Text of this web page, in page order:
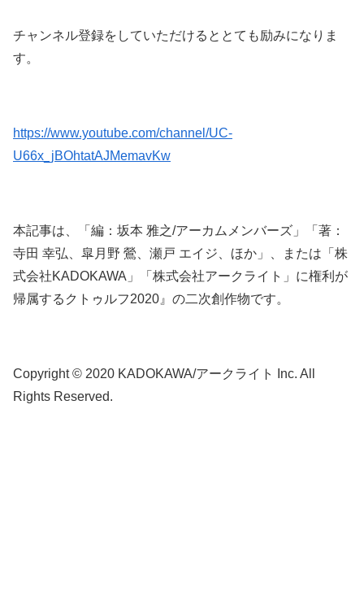
チャンネル登録をしていただけるととても励みになりま
す。
https://www.youtube.com/channel/UC-
U66x_jBOhtatAJMemavKw
本記事は、「編：坂本 雅之/アーカムメンバーズ」「著：
寺田 幸弘、皐月野 鶯、瀬戸 エイジ、ほか」、または「株
式会社KADOKAWA」「株式会社アークライト」に権利が
帰属するクトゥルフ2020』の二次創作物です。
Copyright © 2020 KADOKAWA/アークライト Inc. All
Rights Reserved.